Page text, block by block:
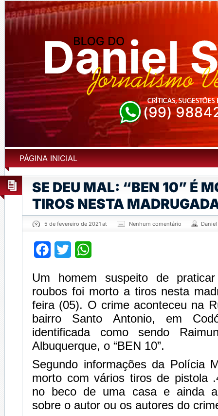
PÁGINA INICIAL
SE DEU MAL: “BEN 10” É
TIROS NESTA
5 de fevereiro de 2021 at Nenhum comentário
Facebook
Twitter
Um homem suspeito de
roubos foi morto a tiros nesta
feira (05). O crime aconteceu na
bairro Santo Antonio, em
identificada como sendo
Albuquerque, o “BEN 10”.
Segundo informações da Polícia
morto com vários tiros de pistola
no beco de uma casa e ainda
sobre o autor ou os autores do